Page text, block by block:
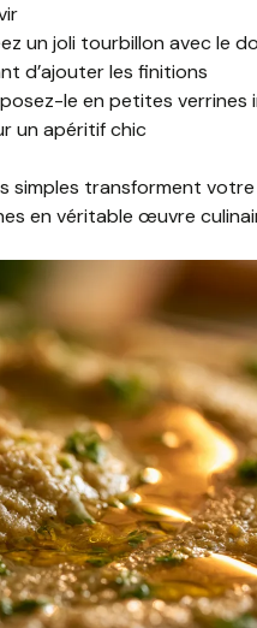
un joli tourbillon avec le
d’ajouter les finitions
le en petites verrines
un apéritif chic
simples transforment
en véritable œuvre